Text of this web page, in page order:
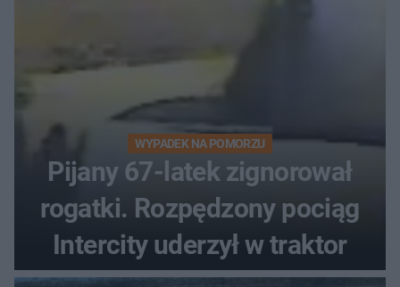
WYPADEK NA POMORZU
Pijany 67-latek zignorował
rogatki. Rozpędzony pociąg
Intercity uderzył w traktor